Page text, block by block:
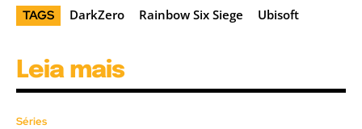
TAGS DarkZero Rainbow Six Siege Ubisoft
Leia mais
Séries